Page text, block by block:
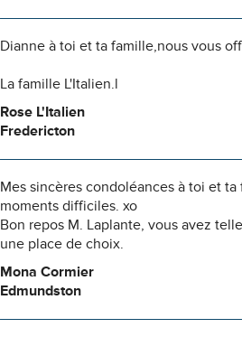
Dianne à toi et ta famille,nous vous
La famille L'Italien.l
Rose L'Italien
Fredericton
Mes sincères condoléances à toi et
moments difficiles. xo
Bon repos M. Laplante, vous avez
une place de choix.
Mona Cormier
Edmundston